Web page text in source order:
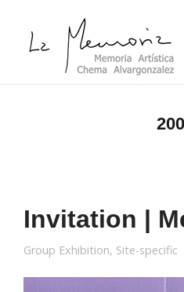
Invitation |
Group Exhibition, Site-specific